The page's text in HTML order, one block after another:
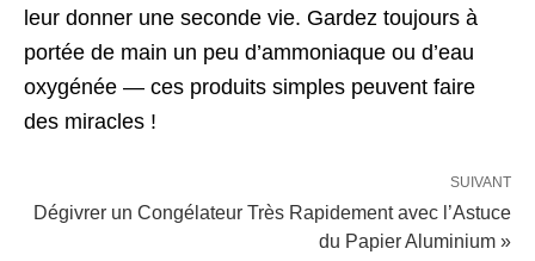
leur donner une seconde vie. Gardez toujours à
portée de main un peu d’ammoniaque ou d’eau
oxygénée — ces produits simples peuvent faire
des miracles !
SUIVANT
Dégivrer un Congélateur Très Rapidement avec l’Astuce
du Papier Aluminium »